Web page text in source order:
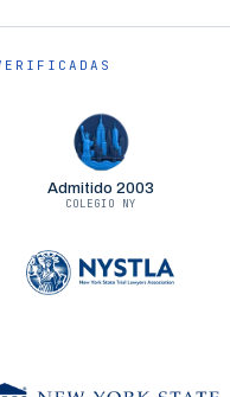
Admitido 2003
COLEGIO NY